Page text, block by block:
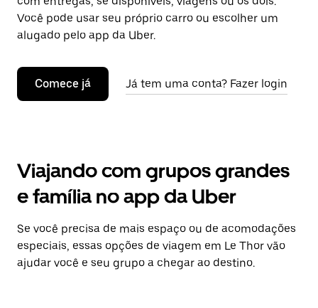
Você pode usar seu próprio carro ou escolher um
alugado pelo app da Uber.
Comece já Já tem uma conta? Fazer login
Viajando com grupos grandes
e família no app da Uber
Se você precisa de mais espaço ou de acomodações
especiais, essas opções de viagem em Le Thor vão
ajudar você e seu grupo a chegar ao destino.